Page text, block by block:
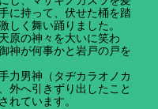
に持って、伏せた桶を踏
しく舞い踊りました。
原の神々を大いに笑わ
神が何事かと岩戸の戸を
力男神（タヂカラオノカ
外へ引きずり出したこと
れています。